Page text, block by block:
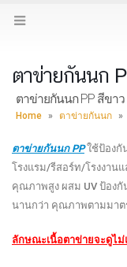
ตาข่ายกันนก
ตาข่ายกันนก PP สีขาว
Home » ตาข่ายกันนก »
ตาข่ายกันนก PPใช้ป้องกั
โรงแรม/รีสอร์ท/โรงงาน
คุณภาพสูง ผสม UV ป้อง
นานกว่า คุณภาพตามมาต
ลักษณะเนื้อตาข่ายจะดูไ